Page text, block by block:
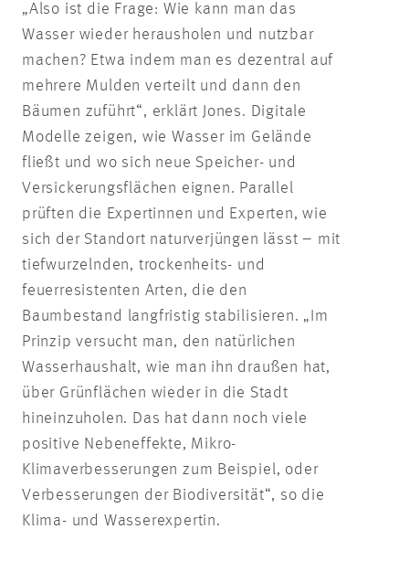
„Also ist die Frage: Wie kann man das
Wasser wieder herausholen und nutzbar
machen? Etwa indem man es dezentral auf
mehrere Mulden verteilt und dann den
Bäumen zuführt“, erklärt Jones. Digitale
Modelle zeigen, wie Wasser im Gelände
fließt und wo sich neue Speicher- und
Versickerungsflächen eignen. Parallel
prüften die Expertinnen und Experten, wie
sich der Standort naturverjüngen lässt – mit
tiefwurzelnden, trockenheits- und
feuerresistenten Arten, die den
Baumbestand langfristig stabilisieren. „Im
Prinzip versucht man, den natürlichen
Wasserhaushalt, wie man ihn draußen hat,
über Grünflächen wieder in die Stadt
hineinzuholen. Das hat dann noch viele
positive Nebeneffekte, Mikro-
Klimaverbesserungen zum Beispiel, oder
Verbesserungen der Biodiversität“, so die
Klima- und Wasserexpertin.